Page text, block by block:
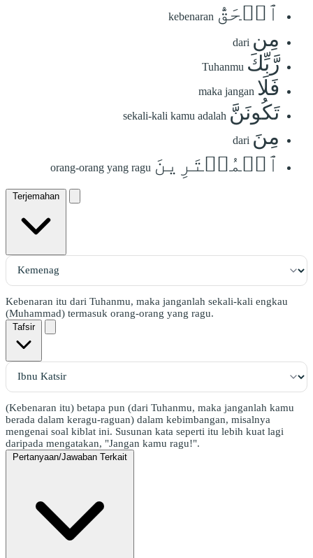
ٱلۡحَقُّ kebenaran
مِن dari
رَّبِّكَ Tuhanmu
فَلَا maka jangan
تَكُونَنَّ sekali-kali kamu adalah
مِنَ dari
ٱلۡمُمۡتَرِينَ orang-orang yang ragu
Terjemahan
Kebenaran itu dari Tuhanmu, maka janganlah sekali-kali engkau
(Muhammad) termasuk orang-orang yang ragu.
Tafsir
(Kebenaran itu) betapa pun (dari Tuhanmu, maka janganlah kamu
berada dalam keragu-raguan) dalam kebimbangan, misalnya
mengenai soal kiblat ini. Susunan kata seperti itu lebih kuat lagi
daripada mengatakan, "Jangan kamu ragu!".
Pertanyaan/Jawaban Terkait